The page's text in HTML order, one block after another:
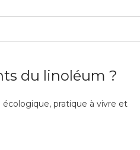
du linoléum ?
pratique à vivre et